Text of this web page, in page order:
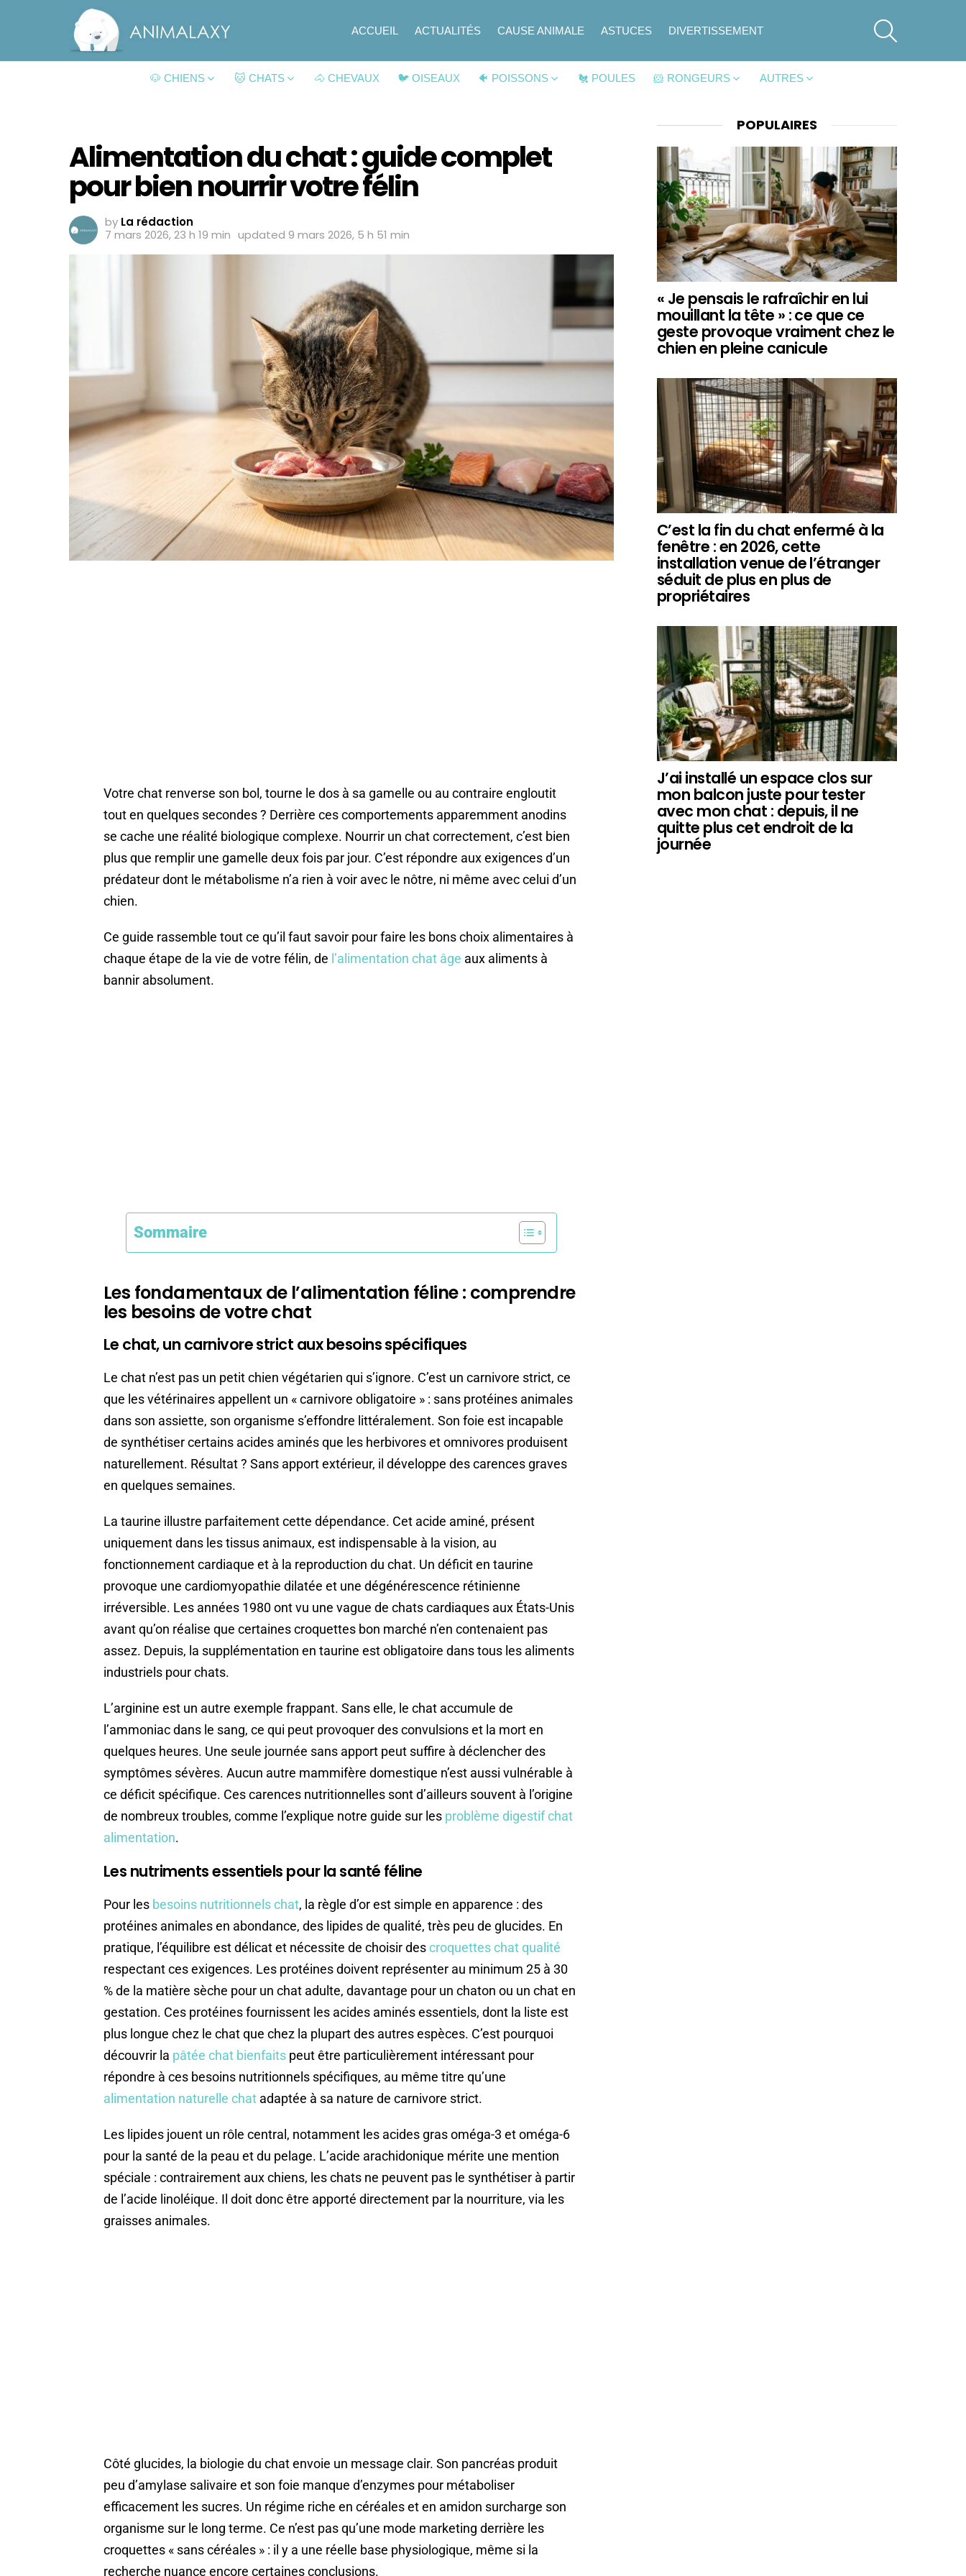
ACCUEIL ACTUALITÉS CAUSE ANIMALE ASTUCES DIVERTISSEMENT
🐶 CHIENS 🐱 CHATS 🐴 CHEVAUX 🐦 OISEAUX 🐠 POISSONS 🐔 POULES 🐹 RONGEURS AUTRES
Alimentation du chat : guide complet
pour bien nourrir votre félin
by La rédaction
7 mars 2026, 23 h 19 min updated 9 mars 2026, 5 h 51 min
Votre chat renverse son bol, tourne le dos à sa gamelle ou au contraire engloutit
tout en quelques secondes ? Derrière ces comportements apparemment anodins
se cache une réalité biologique complexe. Nourrir un chat correctement, c’est bien
plus que remplir une gamelle deux fois par jour. C’est répondre aux exigences d’un
prédateur dont le métabolisme n’a rien à voir avec le nôtre, ni même avec celui d’un
chien.
Ce guide rassemble tout ce qu’il faut savoir pour faire les bons choix alimentaires à
chaque étape de la vie de votre félin, de l’alimentation chat âge aux aliments à
bannir absolument.
Sommaire
Les fondamentaux de l’alimentation féline : comprendre
les besoins de votre chat
Le chat, un carnivore strict aux besoins spécifiques
Le chat n’est pas un petit chien végétarien qui s’ignore. C’est un carnivore strict, ce
que les vétérinaires appellent un « carnivore obligatoire » : sans protéines animales
dans son assiette, son organisme s’effondre littéralement. Son foie est incapable
de synthétiser certains acides aminés que les herbivores et omnivores produisent
naturellement. Résultat ? Sans apport extérieur, il développe des carences graves
en quelques semaines.
La taurine illustre parfaitement cette dépendance. Cet acide aminé, présent
uniquement dans les tissus animaux, est indispensable à la vision, au
fonctionnement cardiaque et à la reproduction du chat. Un déficit en taurine
provoque une cardiomyopathie dilatée et une dégénérescence rétinienne
irréversible. Les années 1980 ont vu une vague de chats cardiaques aux États-Unis
avant qu’on réalise que certaines croquettes bon marché n’en contenaient pas
assez. Depuis, la supplémentation en taurine est obligatoire dans tous les aliments
industriels pour chats.
L’arginine est un autre exemple frappant. Sans elle, le chat accumule de
l’ammoniac dans le sang, ce qui peut provoquer des convulsions et la mort en
quelques heures. Une seule journée sans apport peut suffire à déclencher des
symptômes sévères. Aucun autre mammifère domestique n’est aussi vulnérable à
ce déficit spécifique. Ces carences nutritionnelles sont d’ailleurs souvent à l’origine
de nombreux troubles, comme l’explique notre guide sur les problème digestif chat
alimentation.
Les nutriments essentiels pour la santé féline
Pour les besoins nutritionnels chat, la règle d’or est simple en apparence : des
protéines animales en abondance, des lipides de qualité, très peu de glucides. En
pratique, l’équilibre est délicat et nécessite de choisir descroquettes chat qualité
respectant ces exigences. Les protéines doivent représenter au minimum 25 à 30
% de la matière sèche pour un chat adulte, davantage pour un chaton ou un chat en
gestation. Ces protéines fournissent les acides aminés essentiels, dont la liste est
plus longue chez le chat que chez la plupart des autres espèces. C’est pourquoi
découvrir la pâtée chat bienfaits peut être particulièrement intéressant pour
répondre à ces besoins nutritionnels spécifiques, au même titre qu’une
alimentation naturelle chat adaptée à sa nature de carnivore strict.
Les lipides jouent un rôle central, notamment les acides gras oméga-3 et oméga-6
pour la santé de la peau et du pelage. L’acide arachidonique mérite une mention
spéciale : contrairement aux chiens, les chats ne peuvent pas le synthétiser à partir
de l’acide linoléique. Il doit donc être apporté directement par la nourriture, via les
graisses animales.
Côté glucides, la biologie du chat envoie un message clair. Son pancréas produit
peu d’amylase salivaire et son foie manque d’enzymes pour métaboliser
efficacement les sucres. Un régime riche en céréales et en amidon surcharge son
organisme sur le long terme. Ce n’est pas qu’une mode marketing derrière les
croquettes « sans céréales » : il y a une réelle base physiologique, même si la
recherche nuance encore certaines conclusions.
POPULAIRES
« Je pensais le rafraîchir en lui
mouillant la tête » : ce que ce
geste provoque vraiment chez le
chien en pleine canicule
C’est la fin du chat enfermé à la
fenêtre : en 2026, cette
installation venue de l’étranger
séduit de plus en plus de
propriétaires
J’ai installé un espace clos sur
mon balcon juste pour tester
avec mon chat : depuis, il ne
quitte plus cet endroit de la
journée